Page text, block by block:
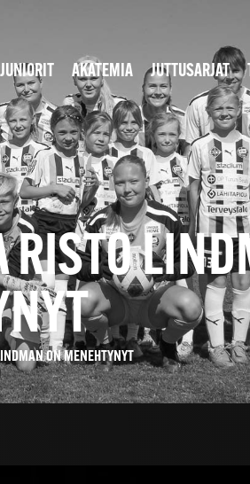
JUNIORIT AKATEMIA JUTTUSARJAT
RISTO
ON MENEHTYNYT